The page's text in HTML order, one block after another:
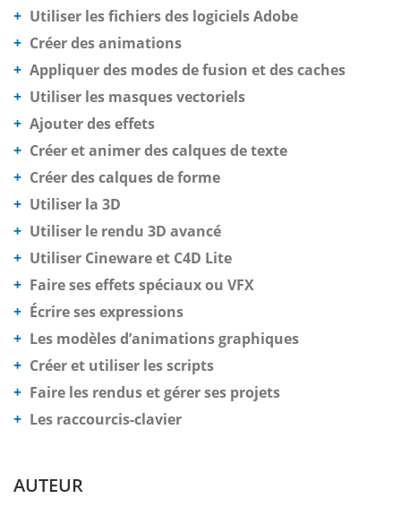
Utiliser les fichiers des logiciels Adobe
Créer des animations
Appliquer des modes de fusion et des caches
Utiliser les masques vectoriels
Ajouter des effets
Créer et animer des calques de texte
Créer des calques de forme
Utiliser la 3D
Utiliser le rendu 3D avancé
Utiliser Cineware et C4D Lite
Faire ses effets spéciaux ou VFX
Écrire ses expressions
Les modèles d’animations graphiques
Créer et utiliser les scripts
Faire les rendus et gérer ses projets
Les raccourcis-clavier
AUTEUR